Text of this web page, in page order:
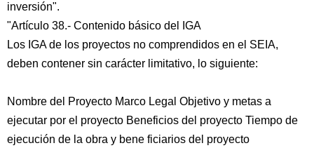
inversión".
"Artículo 38.- Contenido básico del IGA
Los IGA de los proyectos no comprendidos en el SEIA,
deben contener sin carácter limitativo, lo siguiente:
Nombre del Proyecto Marco Legal Objetivo y metas a
ejecutar por el proyecto Beneficios del proyecto Tiempo de
ejecución de la obra y bene ficiarios del proyecto